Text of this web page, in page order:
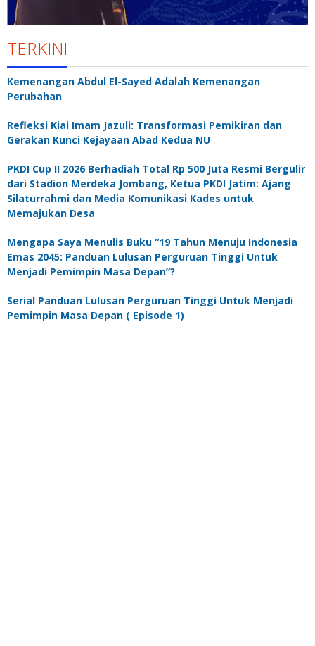
TERKINI
Kemenangan Abdul El-Sayed Adalah Kemenangan
Perubahan
Refleksi Kiai Imam Jazuli: Transformasi Pemikiran dan
Gerakan Kunci Kejayaan Abad Kedua NU
PKDI Cup II 2026 Berhadiah Total Rp 500 Juta Resmi Bergulir
dari Stadion Merdeka Jombang, Ketua PKDI Jatim: Ajang
Silaturrahmi dan Media Komunikasi Kades untuk
Memajukan Desa
Mengapa Saya Menulis Buku “19 Tahun Menuju Indonesia
Emas 2045: Panduan Lulusan Perguruan Tinggi Untuk
Menjadi Pemimpin Masa Depan”?
Serial Panduan Lulusan Perguruan Tinggi Untuk Menjadi
Pemimpin Masa Depan ( Episode 1)